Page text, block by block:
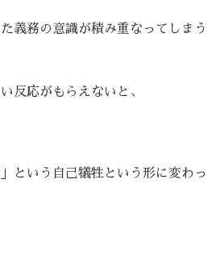
義務の意識が積み重なってしまう
反応がもらえないと、
という自己犠牲という形に変わっ